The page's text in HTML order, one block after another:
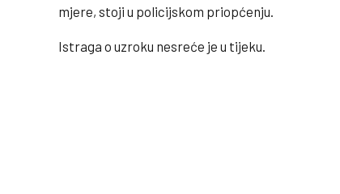
mjere, stoji u policijskom priopćenju.
Istraga o uzroku nesreće je u tijeku.